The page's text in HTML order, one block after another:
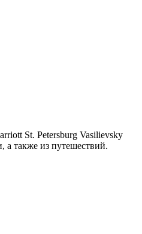
St. Petersburg Vasilievsky
а также из путешествий.